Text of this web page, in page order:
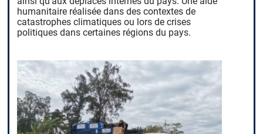
humanitaire réalisée dans des contextes de
catastrophes climatiques ou lors de crises
politiques dans certaines régions du pays.